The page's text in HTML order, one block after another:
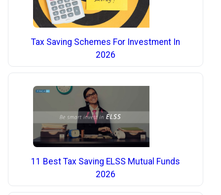
Tax Saving Schemes For Investment In
2026
11 Best Tax Saving ELSS Mutual Funds
2026